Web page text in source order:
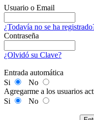
Usuario o Email
¿Todavía no se ha
Contraseña
¿Olvidó su Clave?
Entrada automática
Si
No
Agregarme a los usuarios
Si
No